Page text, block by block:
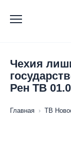
содержанию
Чехия
Рен ТВ
Главная › ТВ